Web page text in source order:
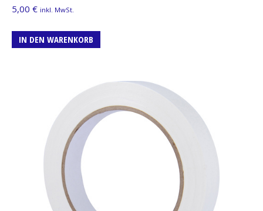
5,00 € inkl. MwSt.
IN DEN WARENKORB